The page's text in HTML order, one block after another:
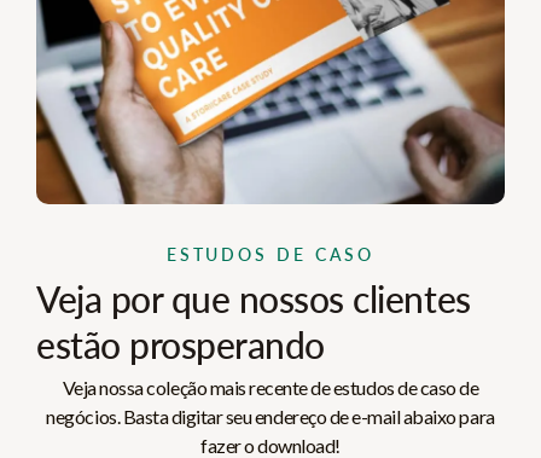
ESTUDOS DE CASO
Veja por que nossos clientes
estão prosperando
Veja nossa coleção mais recente de estudos de caso de
negócios. Basta digitar seu endereço de e-mail abaixo para
fazer o download!